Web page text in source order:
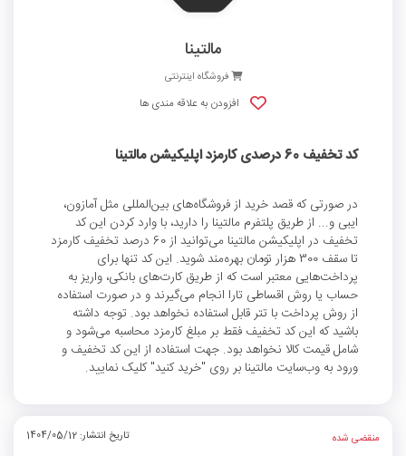
مالتینا
فروشگاه اینترنتی
افزودن به علاقه مندی ها
کد تخفیف 60 درصدی کارمزد اپلیکیشن مالتینا
در صورتی که قصد خرید از فروشگاه‌های بین‌المللی مثل آمازون،
ایبی و... از طریق پلتفرم مالتینا را دارید، با وارد کردن این کد
تخفیف در اپلیکیشن مالتینا می‌توانید از 60 درصد تخفیف کارمزد
تا سقف 300 هزار تومان بهره‌مند شوید. این کد تنها برای
پرداخت‌هایی معتبر است که از طریق کارت‌های بانکی، واریز به
حساب یا روش اقساطی تارا انجام می‌گیرند و در صورت استفاده
از روش پرداخت با تتر قابل استفاده نخواهد بود. توجه داشته
باشید که این کد تخفیف فقط بر مبلغ کارمزد محاسبه می‌شود و
شامل قیمت کالا نخواهد بود. جهت استفاده از این کد تخفیف و
ورود به وب‌سایت مالتینا بر روی "خرید کنید" کلیک نمایید.
منقضی شده تاریخ انتشار: 1404/05/12